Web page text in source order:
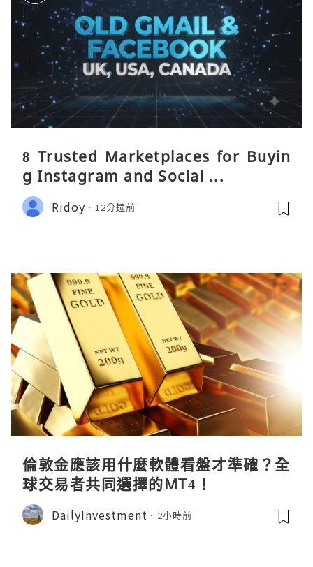
8 Trusted Marketplaces for Buyin
g Instagram and Social ...
Ridoy 12分鐘前
倫敦金應該用什麼軟體看盤才準確？全
球交易者共同選擇的MT4！
DailyInvestment 2小時前